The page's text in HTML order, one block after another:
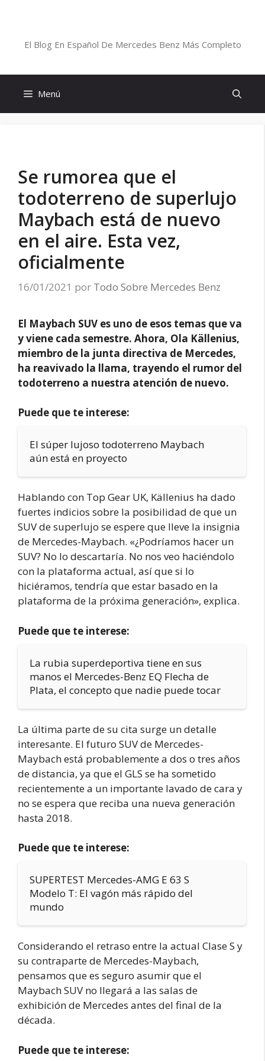
El Blog En Español De Mercedes Benz Más Completo
Menú
Se rumorea que el
todoterreno de superlujo
Maybach está de nuevo
en el aire. Esta vez,
oficialmente
16/01/2021 por Todo Sobre Mercedes Benz
El Maybach SUV es uno de esos temas que va
y viene cada semestre. Ahora, Ola Källenius,
miembro de la junta directiva de Mercedes,
ha reavivado la llama, trayendo el rumor del
todoterreno a nuestra atención de nuevo.
Puede que te interese:
El súper lujoso todoterreno Maybach
aún está en proyecto
Hablando con Top Gear UK, Källenius ha dado
fuertes indicios sobre la posibilidad de que un
SUV de superlujo se espere que lleve la insignia
de Mercedes-Maybach. «¿Podríamos hacer un
SUV? No lo descartaría. No nos veo haciéndolo
con la plataforma actual, así que si lo
hiciéramos, tendría que estar basado en la
plataforma de la próxima generación», explica.
Puede que te interese:
La rubia superdeportiva tiene en sus
manos el Mercedes-Benz EQ Flecha de
Plata, el concepto que nadie puede tocar
La última parte de su cita surge un detalle
interesante. El futuro SUV de Mercedes-
Maybach está probablemente a dos o tres años
de distancia, ya que el GLS se ha sometido
recientemente a un importante lavado de cara y
no se espera que reciba una nueva generación
hasta 2018.
Puede que te interese:
SUPERTEST Mercedes-AMG E 63 S
Modelo T: El vagón más rápido del
mundo
Considerando el retraso entre la actual Clase S y
su contraparte de Mercedes-Maybach,
pensamos que es seguro asumir que el
Maybach SUV no llegará a las salas de
exhibición de Mercedes antes del final de la
década.
Puede que te interese: